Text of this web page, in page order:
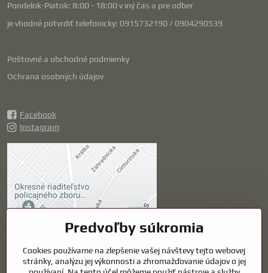
Pondelok-Piatok: 8:00 - 18:00 v iný čas a pre odber
je vhodné potvrdiť telefonicky: 0915732190 / 0904290539
Poštovné a obchodné podmienky
Ochrana osobných údajov
Facebook
Instagram
Externý obsah je
blokovaný Voľbami
súkromia
Prajete si načítať externý obsah?
Povoliť tentokrát
Predvoľby súkromia
Cookies používame na zlepšenie vašej návštevy tejto webovej
stránky, analýzu jej výkonnosti a zhromažďovanie údajov o jej